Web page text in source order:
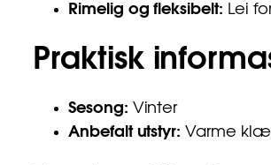
Rimelig og fleksibelt: Lei
Praktisk
Sesong: Vinter
Anbefalt utstyr: Varme